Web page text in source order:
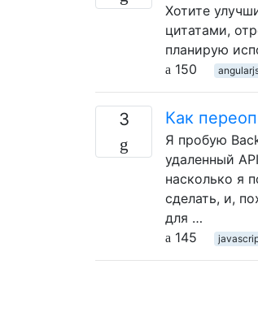
Хотите
цитатами,
планирую
150
3 Как
Я пробую
удаленный
насколько я
сделать, и,
для …
145